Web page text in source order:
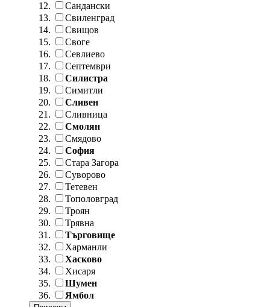
Сандански
Свиленград
Свищов
Своге
Севлиево
Септември
Силистра
Симитли
Сливен
Сливница
Смолян
Смядово
София
Стара Загора
Суворово
Тетевен
Тополовград
Троян
Трявна
Търговище
Харманли
Хасково
Хисаря
Шумен
Ямбол